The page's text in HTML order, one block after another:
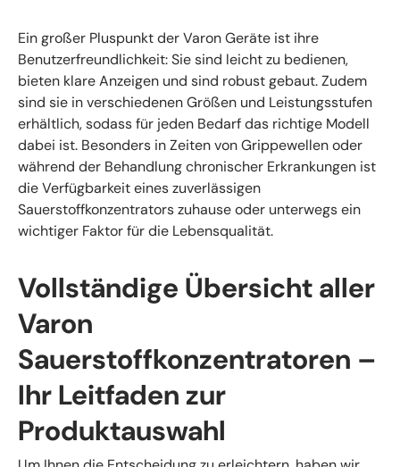
Ein großer Pluspunkt der Varon Geräte ist ihre
Benutzerfreundlichkeit: Sie sind leicht zu bedienen,
bieten klare Anzeigen und sind robust gebaut. Zudem
sind sie in verschiedenen Größen und Leistungsstufen
erhältlich, sodass für jeden Bedarf das richtige Modell
dabei ist. Besonders in Zeiten von Grippewellen oder
während der Behandlung chronischer Erkrankungen ist
die Verfügbarkeit eines zuverlässigen
Sauerstoffkonzentrators zuhause oder unterwegs ein
wichtiger Faktor für die Lebensqualität.
Vollständige Übersicht aller
Varon
Sauerstoffkonzentratoren –
Ihr Leitfaden zur
Produktauswahl